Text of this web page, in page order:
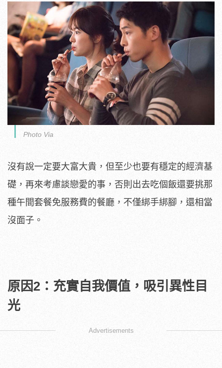
Photo Via
沒有說一定要大富大貴，但至少也要有穩定的經濟基
礎，再來考慮談戀愛的事，否則出去吃個飯還要挑那
種午間套餐免服務費的餐廳，不僅綁手綁腳，還相當
沒面子。
原因2：充實自我價值，吸引異性目
光
Advertisements